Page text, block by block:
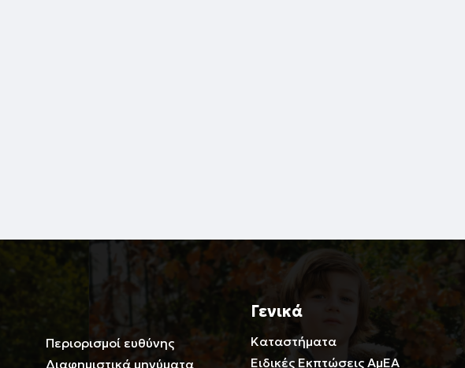
Περιορισμοί ευθύνης
Διαφημιστικά μηνύματα
Γενικά
Καταστήματα
Ειδικές Εκπτώσεις ΑμΕΑ